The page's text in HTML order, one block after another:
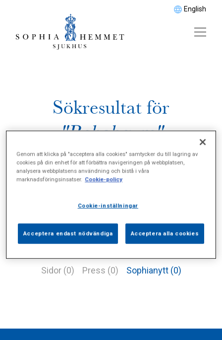
English
Sökresultat för
"Rehabgym"
Sidor (0) Press (0) Sophianytt (0)
Genom att klicka på "acceptera alla cookies" samtycker du till lagring av
cookies på din enhet för att förbättra navigeringen på webbplatsen,
analysera webbplatsens användning och bistå i våra
marknadsföringsinsatser. Cookie-policy
Cookie-inställningar
Acceptera endast nödvändiga Acceptera alla cookies